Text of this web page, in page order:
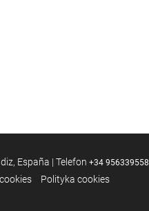
España | Telefon +34 956339558
Polityka cookies